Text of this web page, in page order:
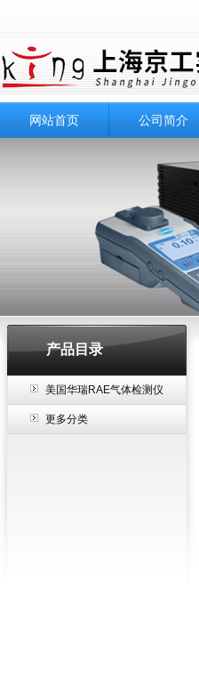
网站首页 公司简介
产品目录
美国华瑞RAE气体检测仪
更多分类